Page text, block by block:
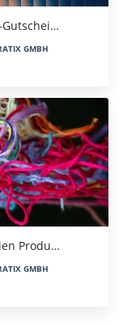
Gutschei…
GMBH
Produ…
GMBH